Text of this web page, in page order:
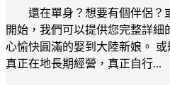
還在單身？想要有個伴侶？
開始，我們可以提供您完整詳
心愉快圓滿的娶到大陸新娘。
真正在地長期經營，真正自行...